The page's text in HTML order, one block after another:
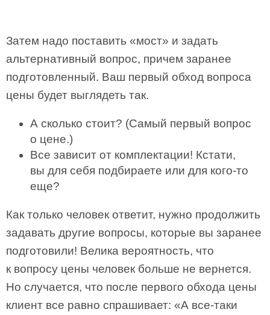
Затем надо поставить «мост» и задать
альтернативный вопрос, причем заранее
подготовленный. Ваш первый обход вопроса
цены будет выглядеть так.
А сколько стоит? (Самый первый вопрос
о цене.)
Все зависит от комплектации! Кстати,
вы для себя подбираете или для кого-то
еще?
Как только человек ответит, нужно продолжить
задавать другие вопросы, которые вы заранее
подготовили! Велика вероятность, что
к вопросу цены человек больше не вернется.
Но случается, что после первого обхода цены
клиент все равно спрашивает: «А все-таки